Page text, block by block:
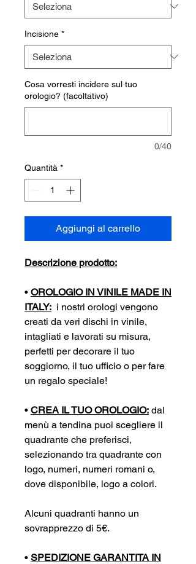
Incisione *
Cosa vorresti incidere sul tuo
orologio? (facoltativo)
0/40
Quantità *
Aggiungi al carrello
Descrizione prodotto:
• OROLOGIO IN VINILE MADE IN
ITALY: i nostri orologi vengono
creati da veri dischi in vinile,
intagliati e lavorati su misura,
perfetti per decorare il tuo
soggiorno, il tuo ufficio o per fare
un regalo speciale!
• CREA IL TUO OROLOGIO: dal
menù a tendina puoi scegliere il
quadrante che preferisci,
selezionando tra quadrante con
logo, numeri, numeri romani o,
dove disponibile, logo a colori.
Alcuni quadranti hanno un
sovrapprezzo di 5€.
• SPEDIZIONE GARANTITA IN